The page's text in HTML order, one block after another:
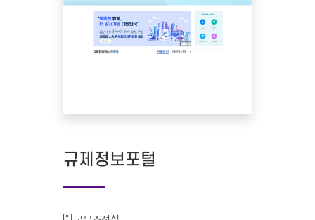
규제정보포털